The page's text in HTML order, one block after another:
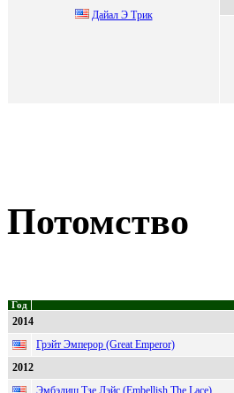
Дайал Э Tрик
Потомство
Год
2014
Грэйт Эмперор (Great Emperor)
2012
Эмбэлиш Тзе Лэйс (Embellish The Lace)